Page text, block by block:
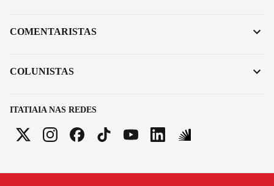
ITATIAIA NAS REDES
COMENTARISTAS
COLUNISTAS